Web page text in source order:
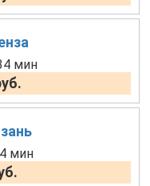
мин
мин